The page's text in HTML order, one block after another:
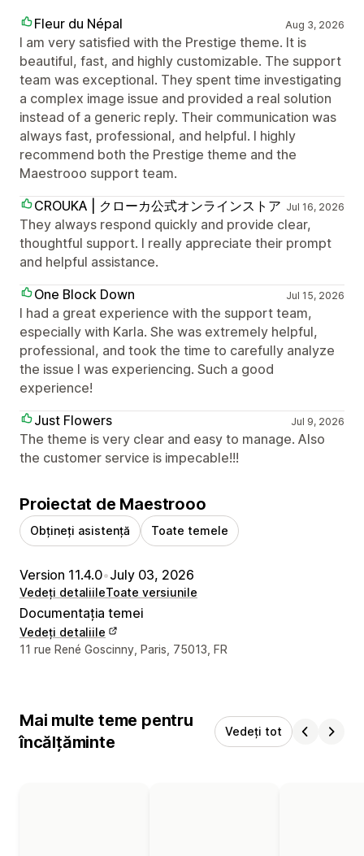
Fleur du Népal Aug 3, 2026
I am very satisfied with the Prestige theme. It is
beautiful, fast, and highly customizable. The support
team was exceptional. They spent time investigating
a complex image issue and provided a real solution
instead of a generic reply. Their communication was
always fast, professional, and helpful. I highly
recommend both the Prestige theme and the
Maestrooo support team.
CROUKA | クローカ公式オンラインストア Jul 16, 2026
They always respond quickly and provide clear,
thoughtful support. I really appreciate their prompt
and helpful assistance.
One Block Down
Jul 15, 2026
I had a great experience with the support team,
especially with Karla. She was extremely helpful,
professional, and took the time to carefully analyze
the issue I was experiencing. Such a good
experience!
Just Flowers
Jul 9, 2026
The theme is very clear and easy to manage. Also
the customer service is impecable!!!
Proiectat de Maestrooo
Obțineți asistență Toate temele
Version 11.4.0•July 03, 2026
Vedeți detaliileToate versiunile
Documentația temei
Vedeți detaliile
Detaliile de contact ale designerului
11 rue René Goscinny, Paris, 75013, FR
Mai multe teme pentru
încălțăminte
Vedeți tot